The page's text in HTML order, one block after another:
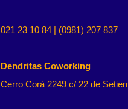
021 23 10 84 | (0981) 207 837
Dendritas Coworking
Cerro Corá 2249 c/ 22 de